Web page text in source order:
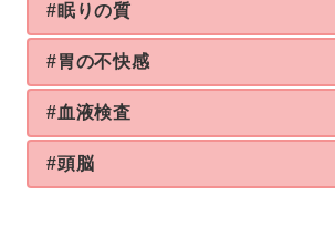
#眠りの質
#胃の不快感
#血液検査
#頭脳